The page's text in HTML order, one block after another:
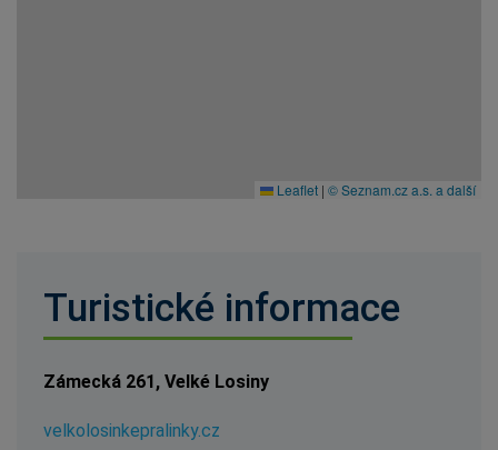
Leaflet | © Seznam.cz a.s. a další
Turistické informace
Zámecká 261, Velké Losiny
velkolosinkepralinky.cz